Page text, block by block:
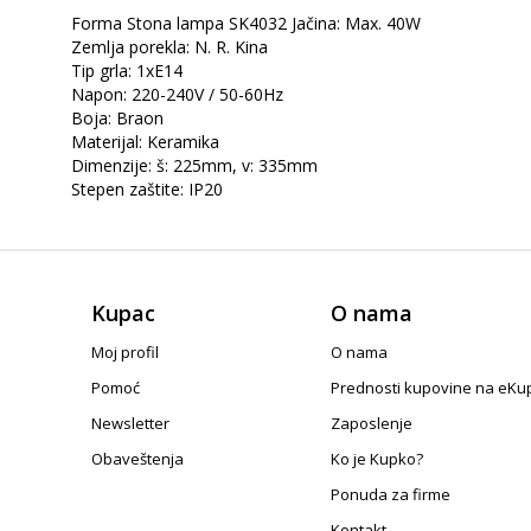
Forma Stona lampa SK4032 Jačina: Max. 40W
Zemlja porekla: N. R. Kina
Tip grla: 1xE14
Napon: 220-240V / 50-60Hz
Boja: Braon
Materijal: Keramika
Dimenzije: š: 225mm, v: 335mm
Stepen zaštite: IP20
Kupac
Moj profil
Pomoć
Newsletter
Obaveštenja
O nama
O nama
Prednosti kupovine na
Zaposlenje
Ko je Kupko?
Ponuda za firme